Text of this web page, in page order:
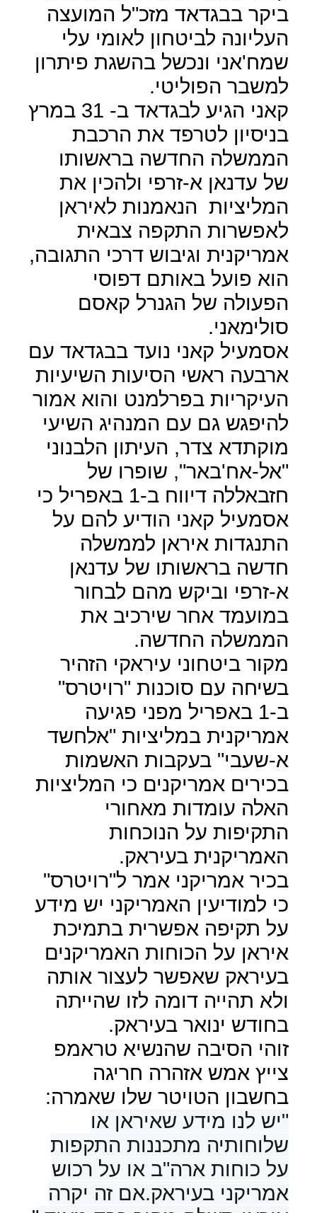
ביקר בבגדאד מזכ"ל המועצה
העליונה לביטחון לאומי עלי
שמח'אני ונכשל בהשגת פיתרון
למשבר הפוליטי.
קאני הגיע לבגדאד ב- 31 במרץ
בניסיון לטרפד את הרכבת
הממשלה החדשה בראשותו
של עדנאן א-זרפי ולהכין את
המליציות הנאמנות לאיראן
לאפשרות התקפה צבאית
אמריקנית וגיבוש דרכי התגובה,
הוא פועל באותם דפוסי
הפעולה של הגנרל קאסם
סולימאני.
אסמעיל קאני נועד בבגדאד עם
ארבעה ראשי הסיעות השיעיות
העיקריות בפרלמנט והוא אמור
להיפגש גם עם המנהיג השיעי
מוקתדא צדר, העיתון הלבנוני
"אל-אח'באר", שופרו של
חזבאללה דיווח ב-1 באפריל כי
אסמעיל קאני הודיע להם על
התנגדות איראן לממשלה
חדשה בראשותו של עדנאן
א-זרפי וביקש מהם לבחור
במועמד אחר שירכיב את
הממשלה החדשה.
מקור ביטחוני עיראקי הזהיר
בשיחה עם סוכנות "רויטרס"
ב-1 באפריל מפני פגיעה
אמריקנית במליציות "אלחשד
א-שעבי" בעקבות האשמות
בכירים אמריקנים כי המליציות
האלה עומדות מאחורי
התקיפות על הנוכחות
האמריקנית בעיראק.
בכיר אמריקני אמר ל"רויטרס"
כי למודיעין האמריקני יש מידע
על תקיפה אפשרית בתמיכת
איראן על הכוחות האמריקנים
בעיראק שאפשר לעצור אותה
ולא תהייה דומה לזו שהייתה
בחודש ינואר בעיראק.
זוהי הסיבה שהנשיא טראמפ
צייץ אמש אזהרה חריגה
בחשבון הטויטר שלו שאמרה:
"יש לנו מידע שאיראן או
שלוחותיה מתכננות התקפות
על כוחות ארה"ב או על רכוש
אמריקני בעיראק.אם זה יקרה